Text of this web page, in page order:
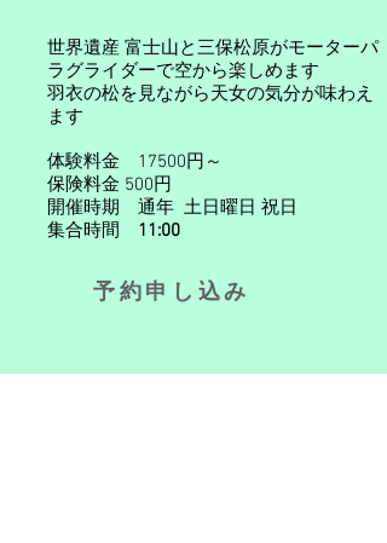
世界遺産 富士山と三保松原がモーターパ
ラグライダーで空から楽しめます​
羽衣の松を見ながら天女の気分が味わえ
ます
体験料金 17500​円～
保険料金 500円
開催時期 通年 土日曜日 祝日
集合時間 11:00
​予約申し込み